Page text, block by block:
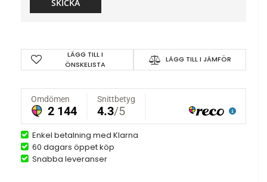
SKICKA
LÄGG TILL I
ÖNSKELISTA
LÄGG TILL I JÄMFÖR
Enkel betalning med Klarna
60 dagars öppet köp
Snabba leveranser